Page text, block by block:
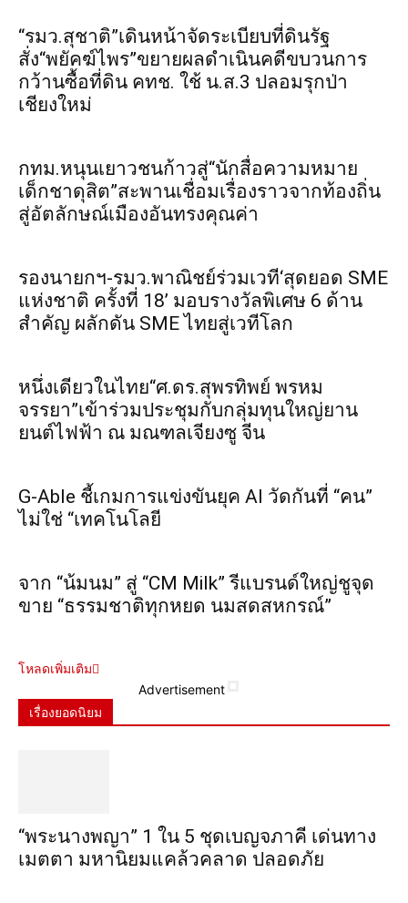
“รมว.สุชาติ”เดินหน้าจัดระเบียบที่ดินรัฐ
สั่ง“พยัคฆ์ไพร”ขยายผลดำเนินคดีขบวนการ
กว้านซื้อที่ดิน คทช. ใช้ น.ส.3 ปลอมรุกป่า
เชียงใหม่
กทม.หนุนเยาวชนก้าวสู่“นักสื่อความหมาย
เด็กชาดุสิต”สะพานเชื่อมเรื่องราวจากท้องถิ่น
สู่อัตลักษณ์เมืองอันทรงคุณค่า
รองนายกฯ-รมว.พาณิชย์ร่วมเวที‘สุดยอด SME
แห่งชาติ ครั้งที่ 18’ มอบรางวัลพิเศษ 6 ด้าน
สำคัญ ผลักดัน SME ไทยสู่เวทีโลก
หนึ่งเดียวในไทย“ศ.ดร.สุพรทิพย์ พรหม
จรรยา”เข้าร่วมประชุมกับกลุ่มทุนใหญ่ยาน
ยนต์ไฟฟ้า ณ มณฑลเจียงซู จีน
G-Able ชี้เกมการแข่งขันยุค AI วัดกันที่ “คน”
ไม่ใช่ “เทคโนโลยี
จาก “น้มนม” สู่ “CM Milk” รีแบรนด์ใหญ่ชูจุด
ขาย “ธรรมชาติทุกหยด นมสดสหกรณ์”
โหลดเพิ่มเติม
Advertisement
เรื่องยอดนิยม
“พระ​นาง​พญา” 1 ใน 5​ ชุดเบญจ​ภาคี​ เด่นทาง
เมตตา​ มหา​นิยม​แคล้วคลาด​ ปลอดภัย​